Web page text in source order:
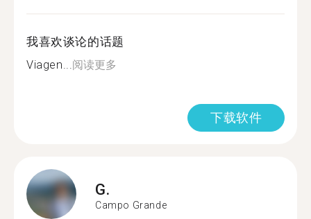
我喜欢谈论的话题
Viagen...阅读更多
下载软件
G.
Campo Grande